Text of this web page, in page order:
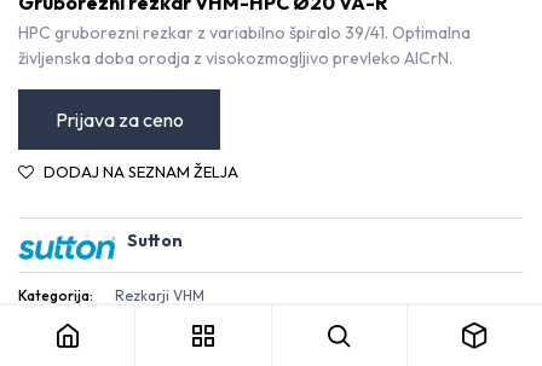
HPC gruborezni rezkar z variabilno špiralo 39/41. Optimalna
življenska doba orodja z visokozmogljivo prevleko AlCrN.
Prijava za ceno
DODAJ NA SEZNAM ŽELJA
Sutton
Kategorija: Rezkarji VHM
Pogoji in določila